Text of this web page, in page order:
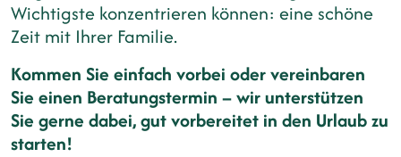
Wichtigste konzentrieren können: eine schöne
Zeit mit Ihrer Familie.
Kommen Sie einfach vorbei oder vereinbaren
Sie einen Beratungstermin – wir unterstützen
Sie gerne dabei, gut vorbereitet in den Urlaub zu
starten!